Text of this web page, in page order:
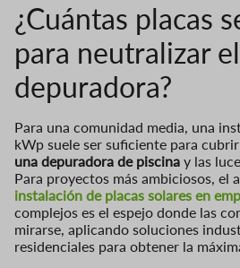
¿Cuántas placas
para neutralizar
depuradora?
Para una comunidad media, una
kWp suele ser suficiente para
una depuradora de piscina y las
Para proyectos más ambiciosos, el
instalación de placas solares en
complejos es el espejo donde las
mirarse, aplicando soluciones
residenciales para obtener la